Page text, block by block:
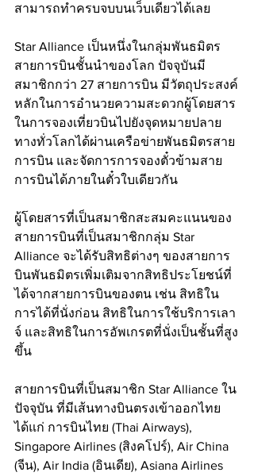
สามารถทำครบจบบนเว็บเดียวได้เลย
Star Alliance เป็นหนึ่งในกลุ่มพันธมิตร
สายการบินชั้นนำของโลก ปัจจุบันมี
สมาชิกกว่า 27 สายการบิน มีวัตถุประสงค์
หลักในการอำนวยความสะดวกผู้โดยสาร
ในการจองเที่ยวบินไปยังจุดหมายปลาย
ทางทั่วโลกได้ผ่านเครือข่ายพันธมิตรสาย
การบิน และจัดการการจองตั๋วข้ามสาย
การบินได้ภายในตั๋วใบเดียวกัน
ผู้โดยสารที่เป็นสมาชิกสะสมคะแนนของ
สายการบินที่เป็นสมาชิกกลุ่ม Star
Alliance จะได้รับสิทธิต่างๆ ของสายการ
บินพันธมิตรเพิ่มเติมจากสิทธิประโยชน์ที่
ได้จากสายการบินของตน เช่น สิทธิใน
การได้ที่นั่งก่อน สิทธิในการใช้บริการเลา
จ์ และสิทธิในการอัพเกรตที่นั่งเป็นชั้นที่สูง
ขึ้น
สายการบินที่เป็นสมาชิก Star Alliance ใน
ปัจจุบัน ที่มีเส้นทางบินตรงเข้าออกไทย
ได้แก่ การบินไทย (Thai Airways),
Singapore Airlines (สิงคโปร์), Air China
(จีน), Air India (อินเดีย), Asiana Airlines